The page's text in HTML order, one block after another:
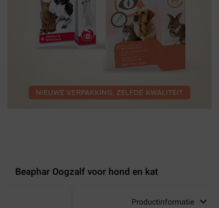
Beaphar Oogzalf voor hond en kat
Productinformatie